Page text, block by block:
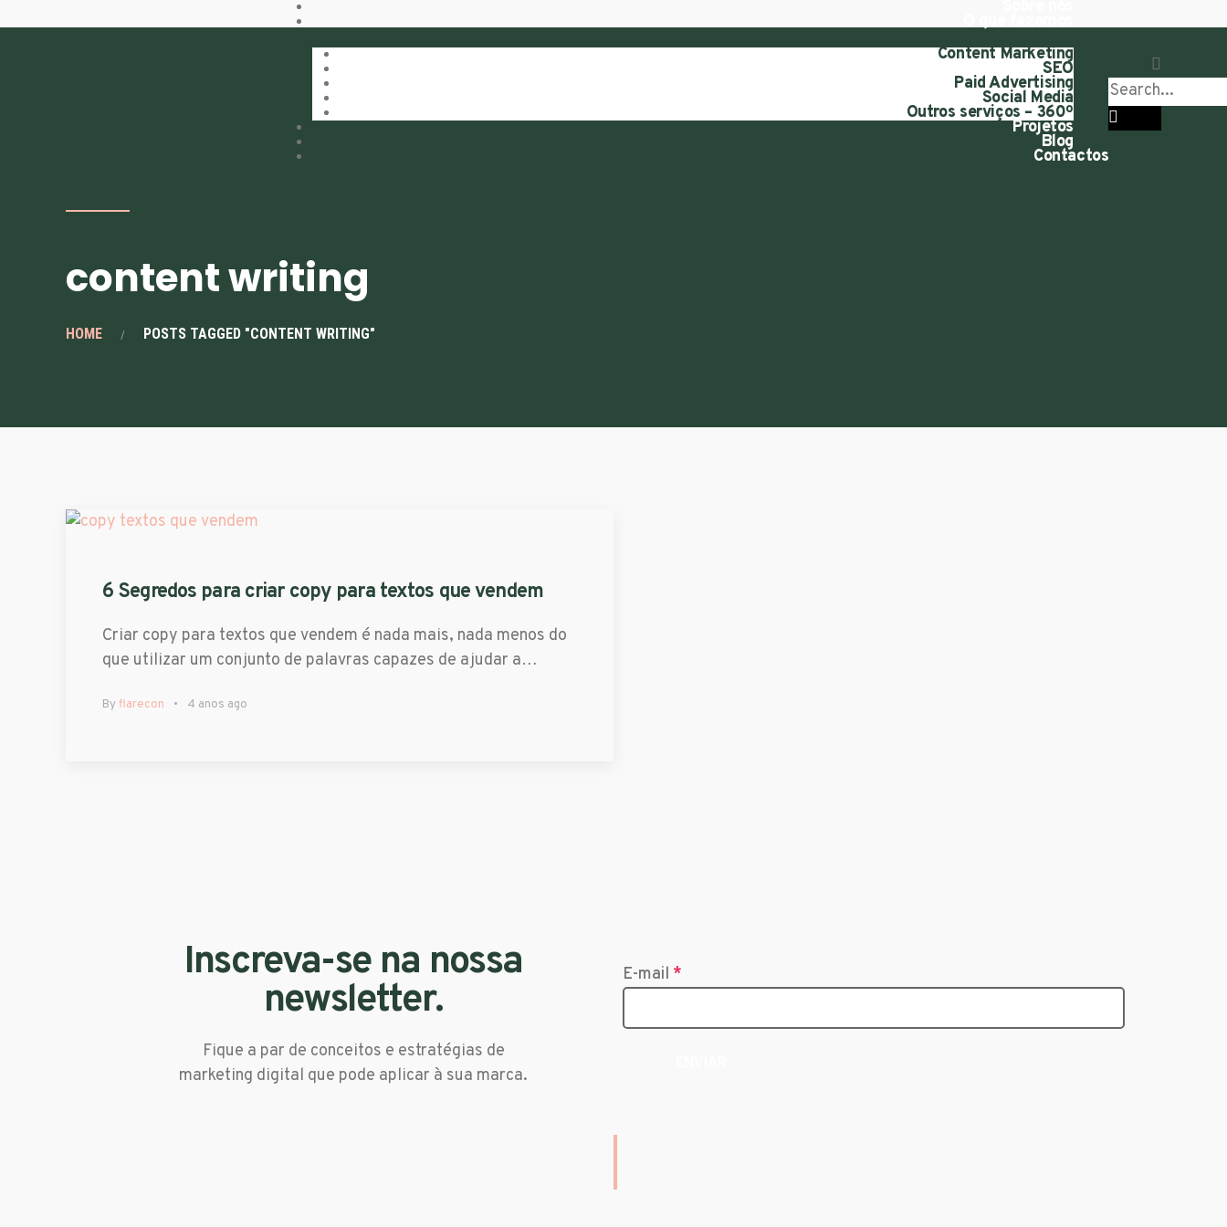
Content Marketing
SEO
Paid Advertising
Social Media
Outros serviços – 360º
Projetos
Blog
Contactos
content writing
HOME POSTS TAGGED "CONTENT WRITING"
6 Segredos para criar copy para textos que vendem
Criar copy para textos que vendem é nada mais, nada menos do
que utilizar um conjunto de palavras capazes de ajudar a…
By flarecon 4 anos ago
Inscreva-se na nossa
newsletter.
Fique a par de conceitos e estratégias de
marketing digital que pode aplicar à sua marca.
E-mail *